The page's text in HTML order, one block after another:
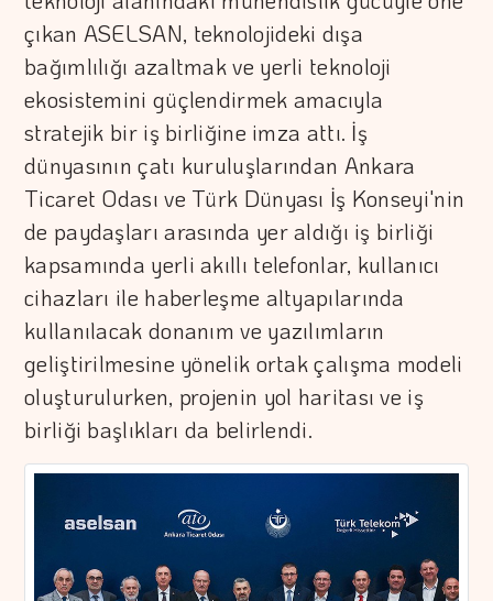
çıkan ASELSAN, teknolojideki dışa
bağımlılığı azaltmak ve yerli teknoloji
ekosistemini güçlendirmek amacıyla
stratejik bir iş birliğine imza attı. İş
dünyasının çatı kuruluşlarından Ankara
Ticaret Odası ve Türk Dünyası İş Konseyi'nin
de paydaşları arasında yer aldığı iş birliği
kapsamında yerli akıllı telefonlar, kullanıcı
cihazları ile haberleşme altyapılarında
kullanılacak donanım ve yazılımların
geliştirilmesine yönelik ortak çalışma modeli
oluşturulurken, projenin yol haritası ve iş
birliği başlıkları da belirlendi.